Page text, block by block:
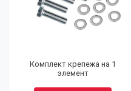
Комплект крепежа на 1
элемент